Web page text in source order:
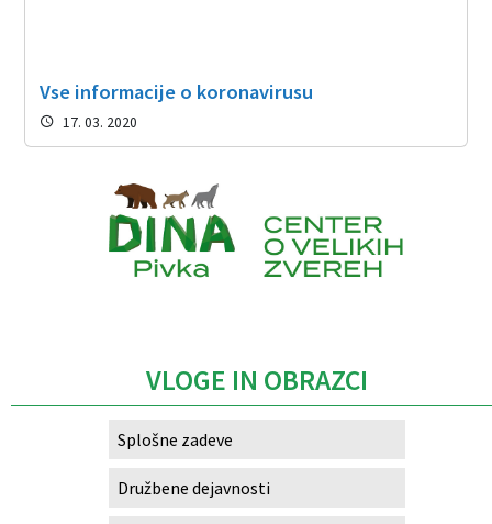
Vse informacije o koronavirusu
17. 03. 2020
VLOGE IN OBRAZCI
Splošne zadeve
Družbene dejavnosti